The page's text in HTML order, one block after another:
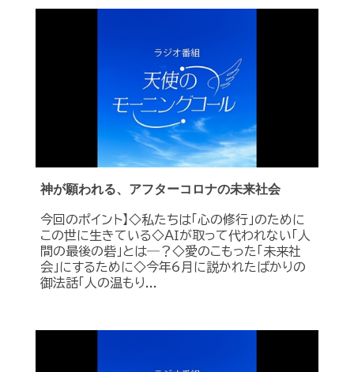
神が願われる、アフターコロナの未来社会
今回のポイント】◇私たちは「心の修行」のために
この世に生きている◇ＡＩが取って代われない「人
間の最後の砦」とは―？◇愛のこもった「未来社
会」にするために◇今年6月に説かれたばかりの
御法話「人の温もり...